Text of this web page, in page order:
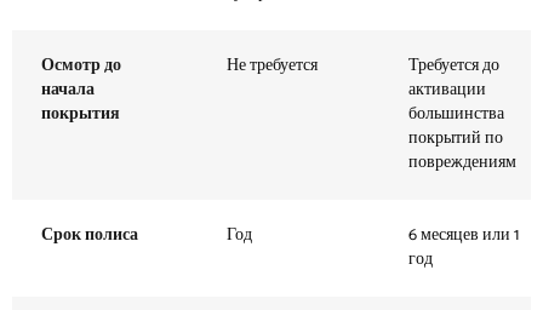
Осмотр до
начала
покрытия
Не требуется
Требуется до
активации
большинства
покрытий по
повреждениям
Срок полиса Год
6 месяцев или 1
год